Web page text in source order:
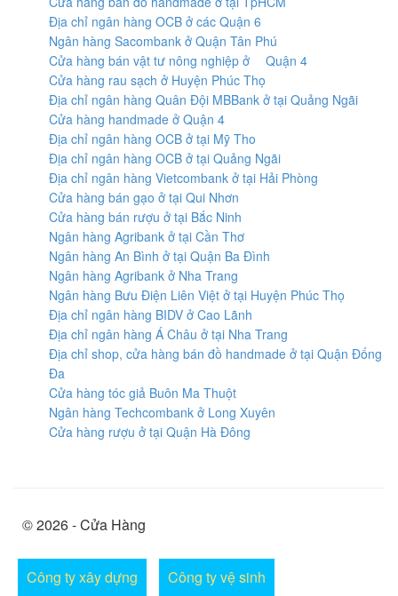
Địa chỉ ngân hàng OCB ở các Quận 6
Ngân hàng Sacombank ở Quận Tân Phú
Cửa hàng bán vật tư nông nghiệp ở Quận 4
Cửa hàng rau sạch ở Huyện Phúc Thọ
Địa chỉ ngân hàng Quân Đội MBBank ở tại Quảng Ngãi
Cửa hàng handmade ở Quận 4
Địa chỉ ngân hàng OCB ở tại Mỹ Tho
Địa chỉ ngân hàng OCB ở tại Quảng Ngãi
Địa chỉ ngân hàng Vietcombank ở tại Hải Phòng
Cửa hàng bán gạo ở tại Qui Nhơn
Cửa hàng bán rượu ở tại Bắc Ninh
Ngân hàng Agribank ở tại Cần Thơ
Ngân hàng An Bình ở tại Quận Ba Đình
Ngân hàng Agribank ở Nha Trang
Ngân hàng Bưu Điện Liên Việt ở tại Huyện Phúc Thọ
Địa chỉ ngân hàng BIDV ở Cao Lãnh
Địa chỉ ngân hàng Á Châu ở tại Nha Trang
Địa chỉ shop, cửa hàng bán đồ handmade ở tại Quận Đống
Đa
Cửa hàng tóc giả Buôn Ma Thuột
Ngân hàng Techcombank ở Long Xuyên
Cửa hàng rượu ở tại Quận Hà Đông
© 2026 - Cửa Hàng
Công ty xây dựng Công ty vệ sinh